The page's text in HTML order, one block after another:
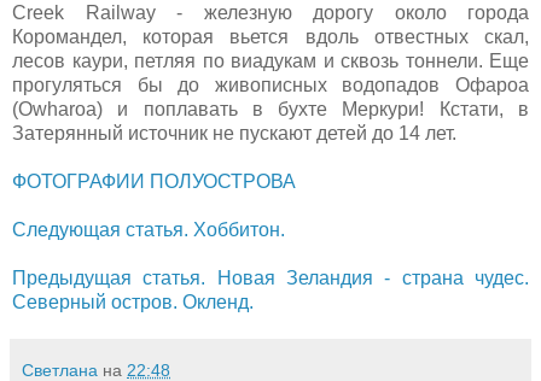
Creek Railway - железную дорогу около города
Коромандел, которая вьется вдоль отвестных скал,
лесов каури, петляя по виадукам и сквозь тоннели. Еще
прогуляться бы до живописных водопадов Офароа
(Owharoa) и поплавать в бухте Меркури! Кстати, в
Затерянный источник не пускают детей до 14 лет.
ФОТОГРАФИИ ПОЛУОСТРОВА
Следующая статья. Хоббитон.
Предыдущая статья. Новая Зеландия - страна чудес.
Северный остров. Окленд.
Светлана на 22:48